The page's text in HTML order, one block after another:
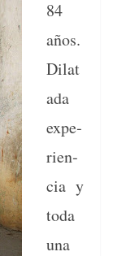
84
años.
Dilat
a­da
expe­
ri­en­
cia y
toda
una